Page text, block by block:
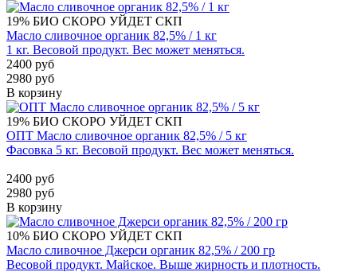
19% БИО СКОРО УЙДЕТ СКП
Масло сливочное органик 82,5% / 1 кг
1 кг. Весовой продукт. Вес может меняться.
2400 руб
2980 руб
В корзину
19% БИО СКОРО УЙДЕТ СКП
ОПТ Масло сливочное органик 82,5% / 5 кг
Фасовка 5 кг. Весовой продукт. Вес может меняться.
2400 руб
2980 руб
В корзину
10% БИО СКОРО УЙДЕТ СКП
Масло сливочное Джерси органик 82,5% / 200 гр
Весовой продукт. Майское. Выше жирность и плотность.